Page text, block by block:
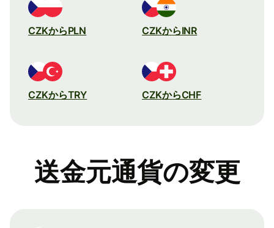
CZKからPLN CZKからINR
CZKからTRY CZKからCHF
送金元通貨の変更